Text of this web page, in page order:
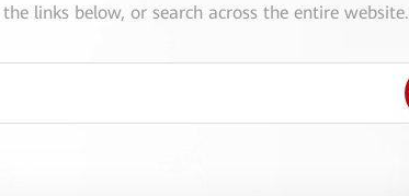
links below, or search across the entire website.